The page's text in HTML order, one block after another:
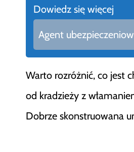
Dowiedz się więcej
Agent
Warto rozróżnić, co jest
od kradzieży z
Dobrze skonstruowana